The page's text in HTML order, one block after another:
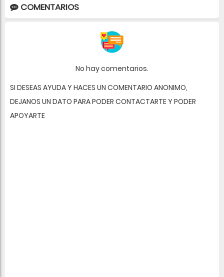
COMENTARIOS
No hay comentarios.
SI DESEAS AYUDA Y HACES UN COMENTARIO ANONIMO,
DEJANOS UN DATO PARA PODER CONTACTARTE Y PODER
APOYARTE